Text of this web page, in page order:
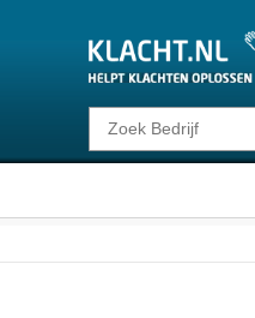
Klacht melden